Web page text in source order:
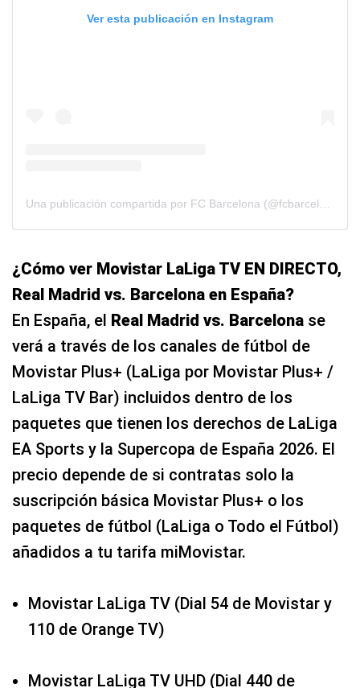
Ver esta publicación en Instagram
Una publicación compartida por FC Barcelona (@fcbarcelona)
¿Cómo ver Movistar LaLiga TV EN DIRECTO,
Real Madrid vs. Barcelona en España?
En España, el Real Madrid vs. Barcelona se
verá a través de los canales de fútbol de
Movistar Plus+ (LaLiga por Movistar Plus+ /
LaLiga TV Bar) incluidos dentro de los
paquetes que tienen los derechos de LaLiga
EA Sports y la Supercopa de España 2026. El
precio depende de si contratas solo la
suscripción básica Movistar Plus+ o los
paquetes de fútbol (LaLiga o Todo el Fútbol)
añadidos a tu tarifa miMovistar.
Movistar LaLiga TV (Dial 54 de Movistar y
110 de Orange TV)
Movistar LaLiga TV UHD (Dial 440 de